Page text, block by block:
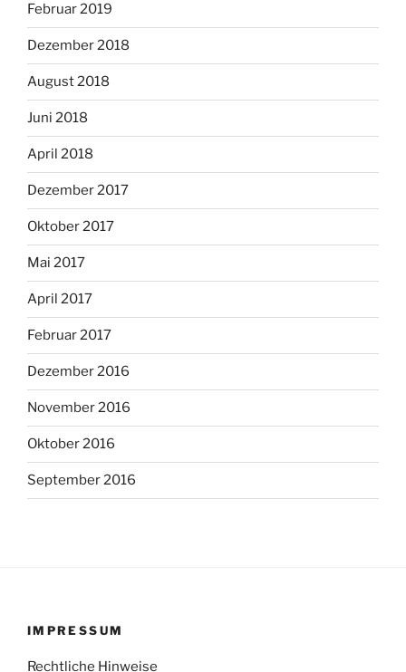
Februar 2019
Dezember 2018
August 2018
Juni 2018
April 2018
Dezember 2017
Oktober 2017
Mai 2017
April 2017
Februar 2017
Dezember 2016
November 2016
Oktober 2016
September 2016
IMPRESSUM
Rechtliche Hinweise